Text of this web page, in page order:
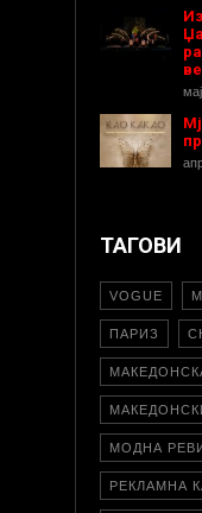
ТАГОВИ
VOGUE
ПАРИЗ
МОДНА
РЕКЛАМНА